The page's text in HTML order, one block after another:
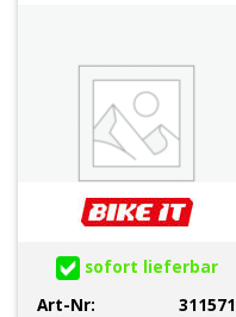
sofort lieferbar
Art-Nr:
311571